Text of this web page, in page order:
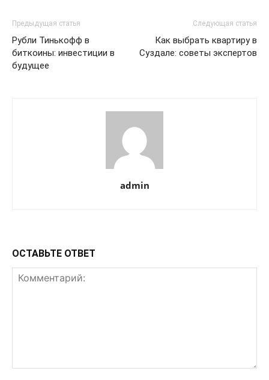
Предыдущая статья
Рубли Тинькофф в
биткоины: инвестиции в
будущее
Следующая статья
Как выбрать квартиру в
Суздале: советы экспертов
admin
ОСТАВЬТЕ ОТВЕТ